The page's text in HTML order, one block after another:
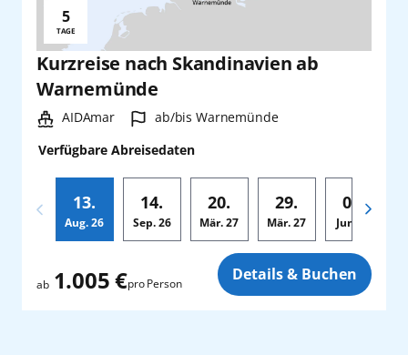
Kurzreise nach Skandinavien ab
Warnemünde
Schiff:
AIDAmar Hafen:
ab/bis Warnemünde
Verfügbare Abreisedaten
13.
Aug. 26
14.
Sep.26
20.
Mär. 27
29.
Mär. 27
01.
Jun.
Reisedauer:
5
TAGE
ab 1.005 €pro Person Details & Buchen